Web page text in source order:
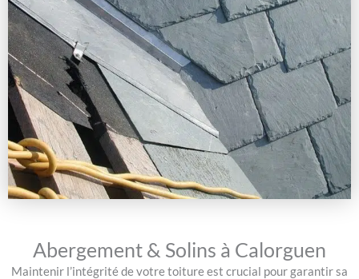
Abergement & Solins à Calorguen
Maintenir l’intégrité de votre toiture est crucial pour garantir sa